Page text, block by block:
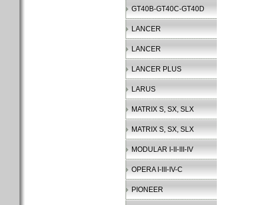
GT40B-GT40C-GT40D
LANCER
LANCER
LANCER PLUS
LARUS
MATRIX S, SX, SLX
MATRIX S, SX, SLX
MODULAR I-II-III-IV
OPERA I-III-IV-C
PIONEER